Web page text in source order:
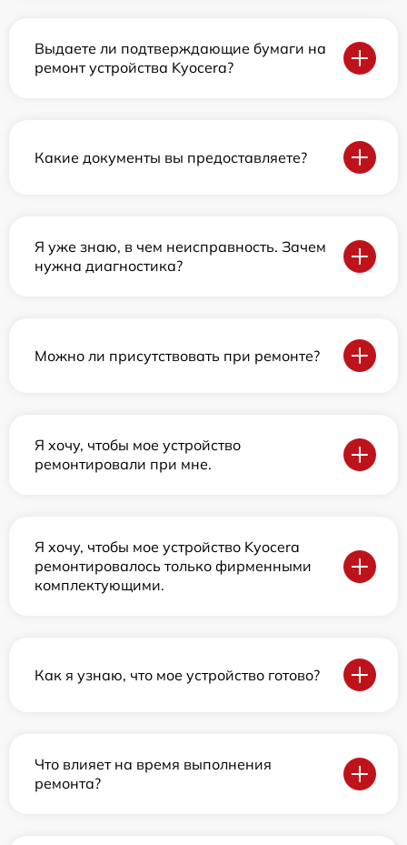
Выдаете ли подтверждающие бумаги на
ремонт устройства Kyocera?
Какие документы вы предоставляете?
Я уже знаю, в чем неисправность. Зачем
нужна диагностика?
Можно ли присутствовать при ремонте?
Я хочу, чтобы мое устройство
ремонтировали при мне.
Я хочу, чтобы мое устройство Kyocera
ремонтировалось только фирменными
комплектующими.
Как я узнаю, что мое устройство готово?
Что влияет на время выполнения
ремонта?